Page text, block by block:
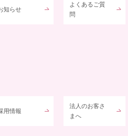
知らせ
よくあるご質
問
用情報
法人のお客さ
まへ